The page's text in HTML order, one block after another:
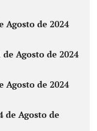
Agosto de 2024
Agosto de 2024
Agosto de 2024
de Agosto de